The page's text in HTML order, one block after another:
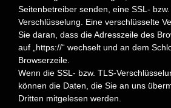
Seitenbetreiber senden, eine SSL-
Verschlüsselung. Eine verschlüsselte
Sie daran, dass die Adresszeile des
auf „https://“ wechselt und an dem
Browserzeile.
Wenn die SSL- bzw. TLS-
können die Daten, die Sie an uns
Dritten mitgelesen werden.